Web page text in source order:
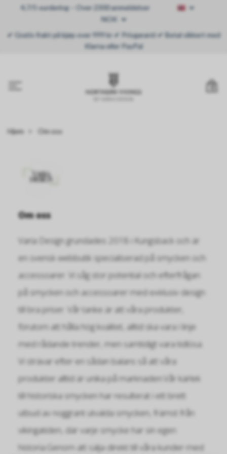
4,7/5 vurdering – Over 2300 anmeldelser
NOK
✔ Gratis frakt på kjøp over 999 kr ✔ Prisgaranti ✔ Betal sikkert med
Klarna eller PayPal
Hjem Om oss
Om oss
Varia Design grundades 2018 i Kungsback och är
en svensk webbutik specialiserad på smycken och
accessoarer. Vi såg stor potential och efterfrågan
på smycken och accessoarer med exklusiv design
till bra priser. Vår tanke är att våra produkter,
förutom att hålla hög kvalitet, alltid ska vara i linje
med rådande trender, men samtidigt vara tidlösa.
Vi strävar efter en sådan balans så att våra
produkter alltid är unika på marknaden.Vår kärlek
till historiska smycken har resulterat i ett brett
utbud av noggrant utvalda smycken, främst från
vikingatiden, där varje smycke har sin egen
historia.Genom att sälja direkt till våra kunder med